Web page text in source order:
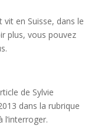
en Suisse, dans le
plus, vous pouvez
de Sylvie
dans la rubrique
l’interroger.